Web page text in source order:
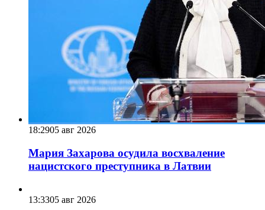
18:2905 авг 2026
Мария Захарова осудила восхваление
нацистского преступника в Латвии
13:3305 авг 2026